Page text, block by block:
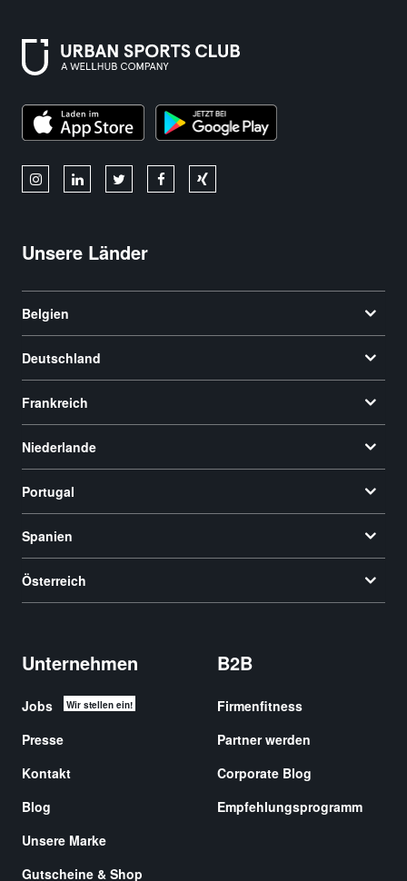
Unsere Länder
Belgien
Deutschland
Frankreich
Niederlande
Portugal
Spanien
Österreich
Unternehmen
Jobs Wir stellen ein!
Presse
Kontakt
Blog
Unsere Marke
Gutscheine & Shop
B2B
Firmenfitness
Partner werden
Corporate Blog
Empfehlungsprogramm